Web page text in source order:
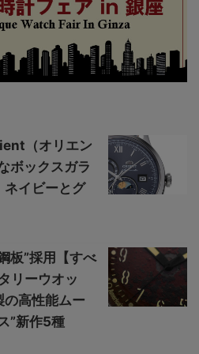
（オリエン
ボックスガラ
ネイビーとグ
板”採用【すべ
リーウオッ
の高性能ムー
”新作5種